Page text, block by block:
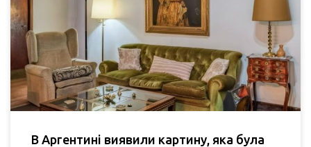
В Аргентині виявили картину, яка була